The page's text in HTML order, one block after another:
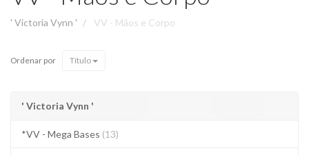
' Victoria Vynn ' VV - Mãos e Corpo
Ordenar por Título
' Victoria Vynn '
*VV - Mega Bases (13)